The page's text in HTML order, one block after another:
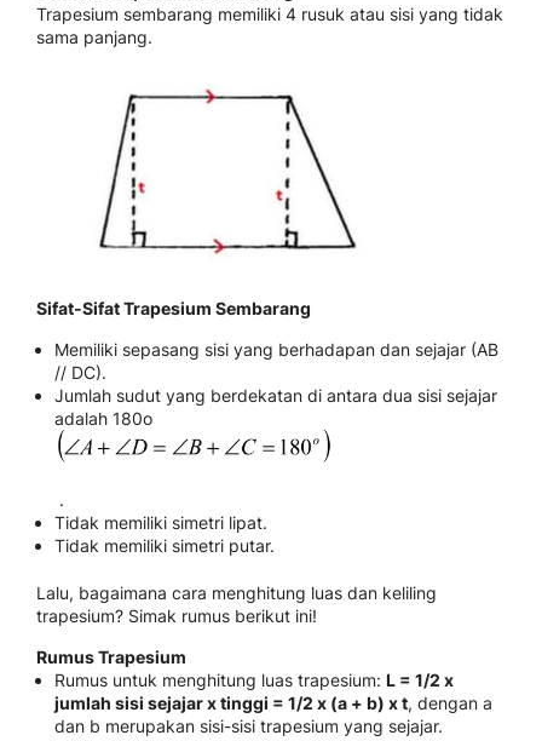
Trapesium sembarang memiliki 4 rusuk atau sisi yang tidak
sama panjang.
Sifat-Sifat Trapesium Sembarang
Memiliki sepasang sisi yang berhadapan dan sejajar (AB
// DC).
Jumlah sudut yang berdekatan di antara dua sisi sejajar
adalah 180o
.
Tidak memiliki simetri lipat.
Tidak memiliki simetri putar.
Lalu, bagaimana cara menghitung luas dan keliling
trapesium? Simak rumus berikut ini!
Rumus Trapesium
Rumus untuk menghitung luas trapesium: L = 1/2 x
jumlah sisi sejajar x tinggi = 1/2 x (a + b) x t, dengan a
dan b merupakan sisi-sisi trapesium yang sejajar.